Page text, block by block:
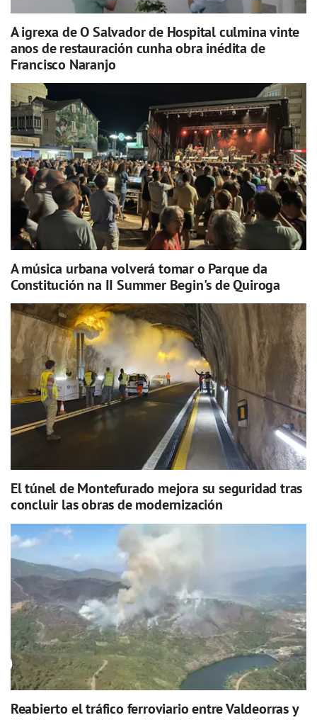
A igrexa de O Salvador de Hospital culmina vinte
anos de restauración cunha obra inédita de
Francisco Naranjo
A música urbana volverá tomar o Parque da
Constitución na II Summer Begin's de Quiroga
El túnel de Montefurado mejora su seguridad tras
concluir las obras de modernización
Reabierto el tráfico ferroviario entre Valdeorras y